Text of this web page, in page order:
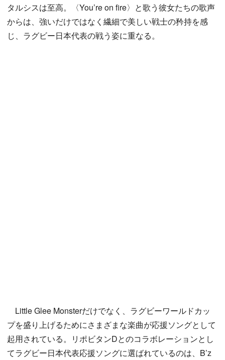
タルシスは至高。〈You’re on fire〉と歌う彼女たちの歌声
からは、強いだけではなく繊細で美しい戦士の矜持を感
じ、ラグビー日本代表の戦う姿に重なる。
Little Glee Monsterだけでなく、ラグビーワールドカッ
プを盛り上げるためにさまざまな楽曲が応援ソングとして
起用されている。リポビタンDとのコラボレーションとし
てラグビー日本代表応援ソングに選ばれているのは、B’z